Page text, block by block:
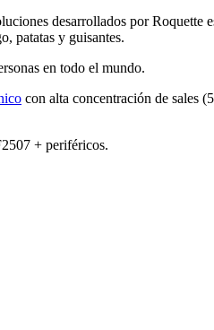
desarrollados por Roquette
patatas y guisantes.
en todo el mundo.
con alta concentración de sales
+ periféricos.